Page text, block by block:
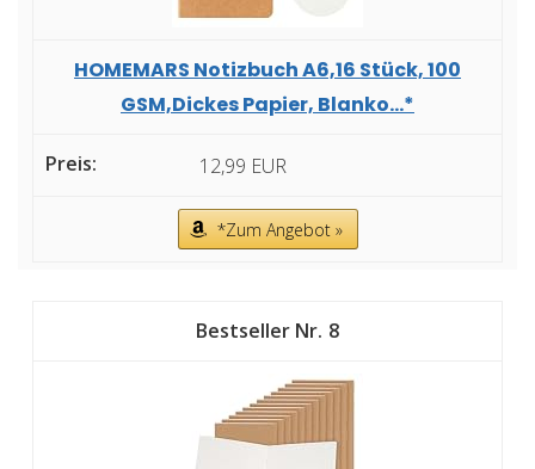
HOMEMARS Notizbuch A6,16 Stück, 100
GSM,Dickes Papier, Blanko...*
12,99 EUR
*Zum Angebot »
8